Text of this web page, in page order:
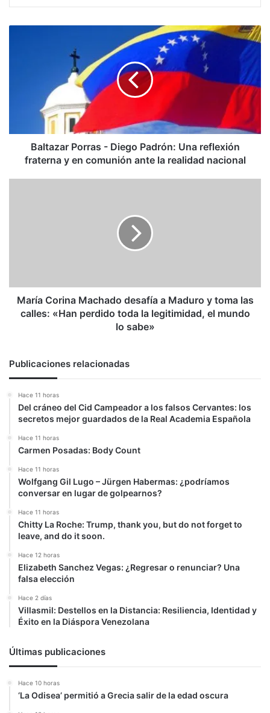
reflexión
y
comunión
Baltazar Porras - Diego Padrón: Una reflexión
fraterna y en comunión ante la realidad nacional
las
calles:
«Han
legitimidad,
sabe»
María Corina Machado desafía a Maduro y toma las
calles: «Han perdido toda la legitimidad, el mundo
lo sabe»
Publicaciones relacionadas
Hace 11 horas
Del cráneo del Cid Campeador a los falsos Cervantes: los
secretos mejor guardados de la Real Academia Española
Hace 11 horas
Carmen Posadas: Body Count
Hace 11 horas
Wolfgang Gil Lugo – Jürgen Habermas: ¿podríamos
conversar en lugar de golpearnos?
Hace 11 horas
Chitty La Roche: Trump, thank you, but do not forget to
leave, and do it soon.
Hace 12 horas
Elizabeth Sanchez Vegas: ¿Regresar o renunciar? Una
falsa elección
Hace 2 días
Villasmil: Destellos en la Distancia: Resiliencia, Identidad y
Éxito en la Diáspora Venezolana
Últimas publicaciones
Hace 10 horas
‘La Odisea’ permitió a Grecia salir de la edad oscura